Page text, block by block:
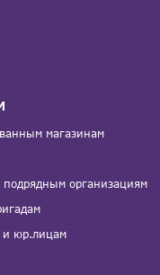
магазинам
организациям
и юр.лицам